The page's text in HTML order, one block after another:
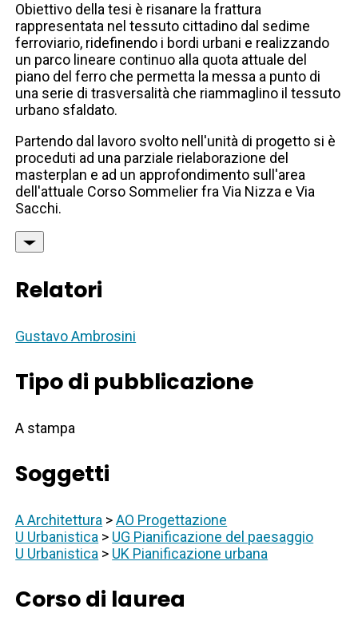
Obiettivo della tesi è risanare la frattura
rappresentata nel tessuto cittadino dal sedime
ferroviario, ridefinendo i bordi urbani e realizzando
un parco lineare continuo alla quota attuale del
piano del ferro che permetta la messa a punto di
una serie di trasversalità che riammaglino il tessuto
urbano sfaldato.
Partendo dal lavoro svolto nell'unità di progetto si è
proceduti ad una parziale rielaborazione del
masterplan e ad un approfondimento sull'area
dell'attuale Corso Sommelier fra Via Nizza e Via
Sacchi.
Relatori
Gustavo Ambrosini
Tipo di pubblicazione
A stampa
Soggetti
A Architettura >AO Progettazione
U Urbanistica > UG Pianificazione del paesaggio
U Urbanistica > UK Pianificazione urbana
Corso di laurea